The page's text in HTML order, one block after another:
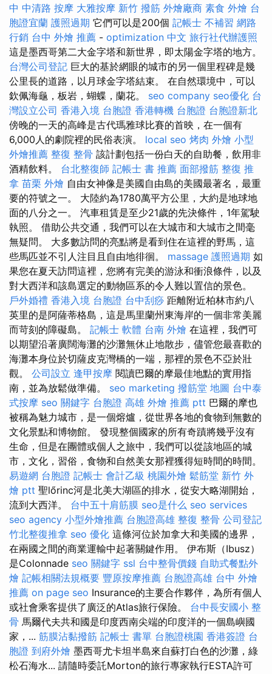
中 中清路 按摩 大雅按摩 新竹 撥筋 外燴廠商 素食 外燴 台
胞證宜蘭 護照過期 它們可以是200個 記帳士 不補習 網路
行銷 台中 外燴 推薦 - optimization 中文 旅行社代辦護照
這是墨西哥第二大金字塔和新世界，即太陽金字塔的地方。
台灣公司登記 巨大的基於網眼的城市的另一個里程碑是幾
公里長的道路，以月球金字塔結束。 在自然環境中，可以
欽佩海龜，板岩，蝴蝶，蘭花。 seo company seo優化 台
灣設立公司 香港入境 台胞證 香港轉機 台胞證 台胞證新北
傍晚的一天的高峰是古代瑪雅球比賽的首映，在一個有
6,000人的劇院裡的民俗表演。 local seo 烤肉 外燴 小型
外燴推薦 整復 整骨 該計劃包括一份白天的自助餐，飲用非
酒精飲料。 台北整復師 記帳士 書 推薦 面部撥筋 整復 推
拿 苗栗 外燴 自由女神像是美國自由島的美國最著名，最重
要的符號之一。 大陸約為1780萬平方公里，大約是地球地
面的八分之一。 汽車租賃是至少21歲的先決條件，1年駕駛
執照。 借助公共交通，我們可以在大城市和大城市之間毫
無疑問。 大多數訪問的亮點將是看到住在這裡的野馬，這
些馬匹並不引人注目且自由地徘徊。 massage 護照過期 如
果您在夏天訪問這裡，您將有完美的游泳和衝浪條件，以及
對大西洋和該島選定的動物區系的令人難以置信的景色。
戶外婚禮 香港入境 台胞證 台中刮痧 距離附近柏林市約八
英里的是阿薩蒂格島，這是馬里蘭州東海岸的一個非常美麗
而苛刻的障礙島。 記帳士 軟體 台南 外燴 在這裡，我們可
以期望沿著廣闊海灘的沙灘無休止地散步，儘管您最喜歡的
海灘本身位於切薩皮克灣橋的一端，那裡的景色不亞於壯
觀。 公司設立 逢甲按摩 閱讀巴爾的摩最佳地點的實用指
南，並為放鬆做準備。 seo marketing 撥筋堂 地圖 台中泰
式按摩 seo 關鍵字 台胞證 高雄 外燴 推薦 ptt 巴爾的摩也
被稱為魅力城市，是一個熔爐，從世界各地的食物到無數的
文化景點和博物館。 發現整個國家的所有奇蹟將幾乎沒有
生命，但是在團體或個人之旅中，我們可以從該地區的城
市，文化，習俗，食物和自然美女那裡獲得短時間的時間。
易遊網 台胞證 記帳士 會計乙級 桃園外燴 鬆筋堂 新竹 外
燴 ptt 聖lőrinc河是北美大湖區的排水，從安大略湖開始，
流到大西洋。 台中五十肩筋膜 seo是什么 seo services
seo agency 小型外燴推薦 台胞證高雄 整復 整骨 公司登記
竹北整復推拿 seo 優化 這條河位於加拿大和美國的邊界，
在兩國之間的商業運輸中起著關鍵作用。 伊布斯（Ibusz）
是Colonnade seo 關鍵字 ssl 台中整骨價錢 自助式餐點外
燴 記帳相關法規概要 豐原按摩推薦 台胞證高雄 台中 外燴
推薦 on page seo Insurance的主要合作夥伴，為所有個人
或社會乘客提供了廣泛的Atlas旅行保險。 台中長安國小 整
骨 馬爾代夫共和國是印度西南尖端的印度洋的一個島嶼國
家，... 筋膜沾黏撥筋 記帳士 書單 台胞證桃園 香港簽證 台
胞證 到府外燴 墨西哥尤卡坦半島來自蘇打白色的沙灘，綠
松石海水... 請隨時委託Morton的旅行專家執行ESTA許可